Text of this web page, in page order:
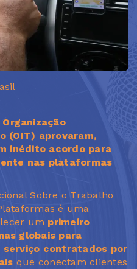
(OIT) aprovaram,
inédito acordo para
nas plataformas
Sobre o Trabalho
é uma
um primeiro
globais para
contratados por
que conectam clientes